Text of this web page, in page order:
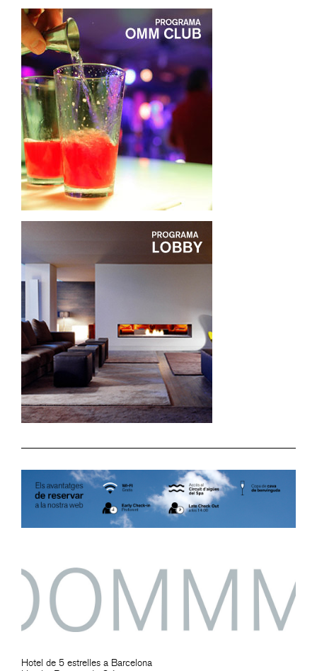
Hotel de 5 estrelles a Barcelona